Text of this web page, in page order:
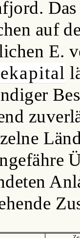
auf
E.